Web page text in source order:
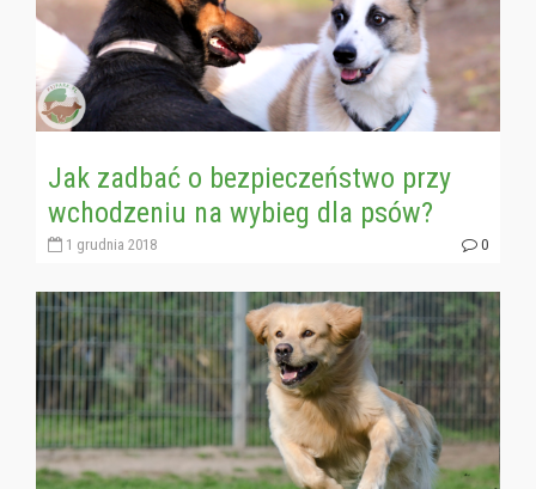
Jak zadbać o bezpieczeństwo przy
wchodzeniu na wybieg dla psów?
1 grudnia 2018 0